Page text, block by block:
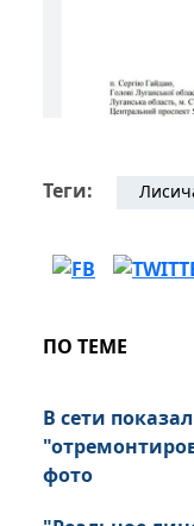
Теги:
ПО ТЕМЕ
В сети
фото